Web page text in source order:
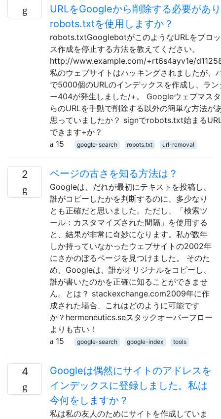
URLをGoogleから削除する必要があ
robots.txtを使用しますか？
robots.txtGooglebotがこのようなURLをブロ
ス作成を停止する方法を教えてください。
http://www.example.com/+rt6s4ayv1e/
私のウェブサイトはハッキングされましたが、
で5000個のURLのインデックスを作成し、ラ
ー404が発生しました/+。 Googleウェブマス
らのURLを手動で削除する以外の簡単な方法が
思っていましたか？ signでrobots.txt始まる
できます+か？
15
google-search robots.txt url-removal
2 ページの古さを知る方法は？
Googleは、だれが最初にテキストを投稿し、
誰がコピーしたかを判断するのに、多少なり
とも正確だと思いました。ただし、「検索ツ
ール：カスタマイズされた間隔」を使用する
と、結果が非​​常に奇妙になります。私が数年
しか持っていなかったウェブサイトの2002年
にさかのぼるページを見つけました。 そのた
め、Googleは、誰がオリジナルをコピーし、
誰が書いたのかを正確に知ることができませ
ん。とは？ stackexchange.com2009年に作
成された場合、これはどのように可能です
か？hermeneutics.seスタックオーバーフロー
よりも古い！
15
google-search google-index tools
4
Googleは偶然にサイトのアドレスを
インデックスに登録しました。私は
今何をしますか？
私は私の友人のためにサイトを作成していま